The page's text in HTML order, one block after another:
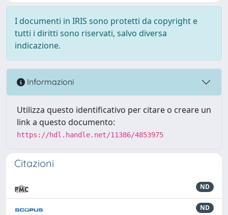
I documenti in IRIS sono protetti da copyright e
tutti i diritti sono riservati, salvo diversa
indicazione.
Informazioni
Utilizza questo identificativo per citare o creare un
link a questo documento:
https://hdl.handle.net/11386/4853975
Citazioni
ND
ND